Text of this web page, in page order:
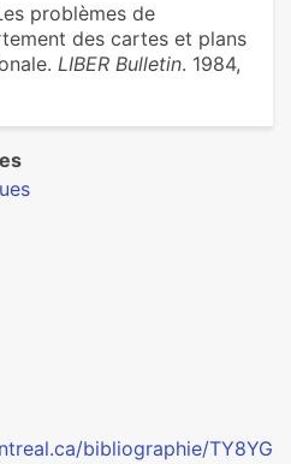
problèmes de
des cartes et plans
LIBER Bulletin. 1984,
bibliographie/TY8YG